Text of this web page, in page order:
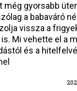
még gyorsabb
a babaváró
vissza a
Mi vehette el a
és a